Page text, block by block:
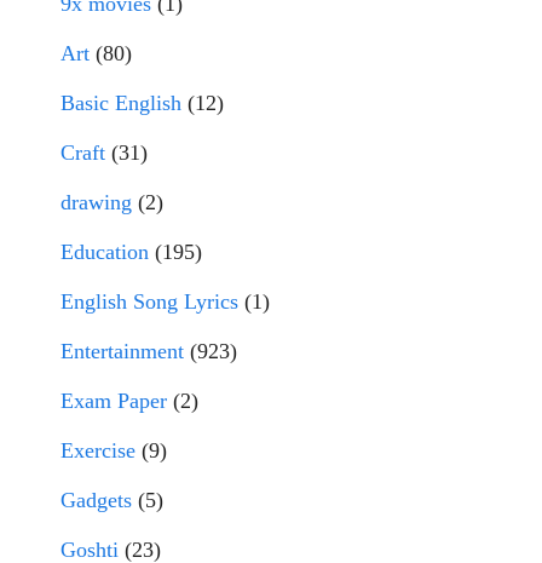
Art (80)
Basic English (12)
Craft (31)
drawing (2)
Education (195)
English Song Lyrics (1)
Entertainment (923)
Exam Paper (2)
Exercise (9)
Gadgets (5)
Goshti (23)